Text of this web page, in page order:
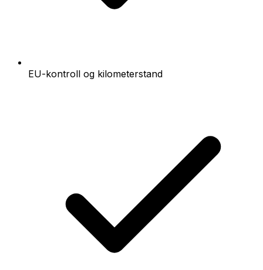
EU-kontroll og kilometerstand